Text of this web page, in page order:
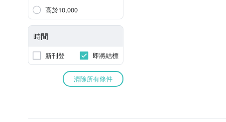
高於10,000
時間
新刊登 即將結標
清除所有條件